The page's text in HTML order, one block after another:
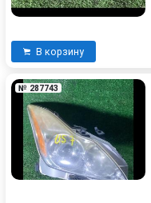
В корзину
№ 287743